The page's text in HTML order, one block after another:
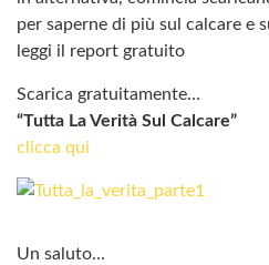
per saperne di più sul calcare e
leggi il report gratuito
Scarica gratuitamente…
“Tutta La Verità Sul Calcare”
clicca qui
Un saluto…